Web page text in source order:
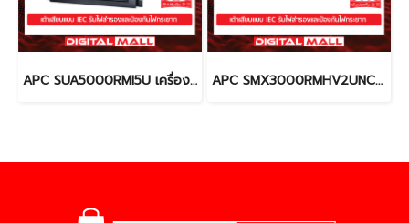
APC SUA5000RMI5U เครื่องสำรองไฟ (UPS) APC SMX3000RMHV2UNC เครื่องสำรองไฟ (UPS)